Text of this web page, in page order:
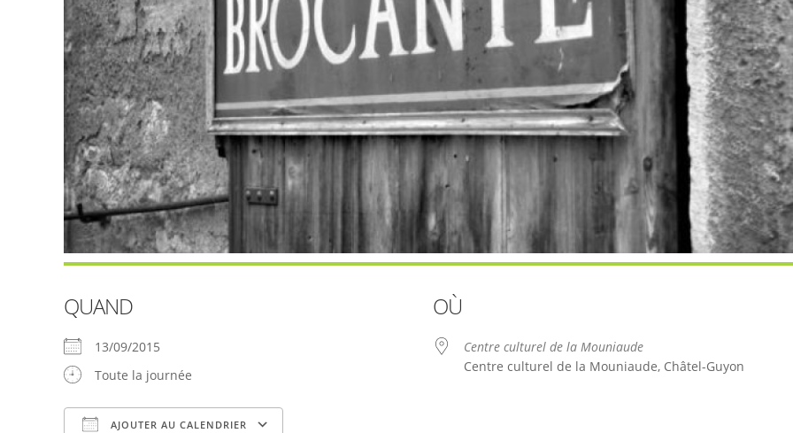
QUAND
13/09/2015
Toute la journée
AJOUTER AU CALENDRIER
OÙ
Centre culturel de la Mouniaude
Centre culturel de la Mouniaude, Châtel-Guyon